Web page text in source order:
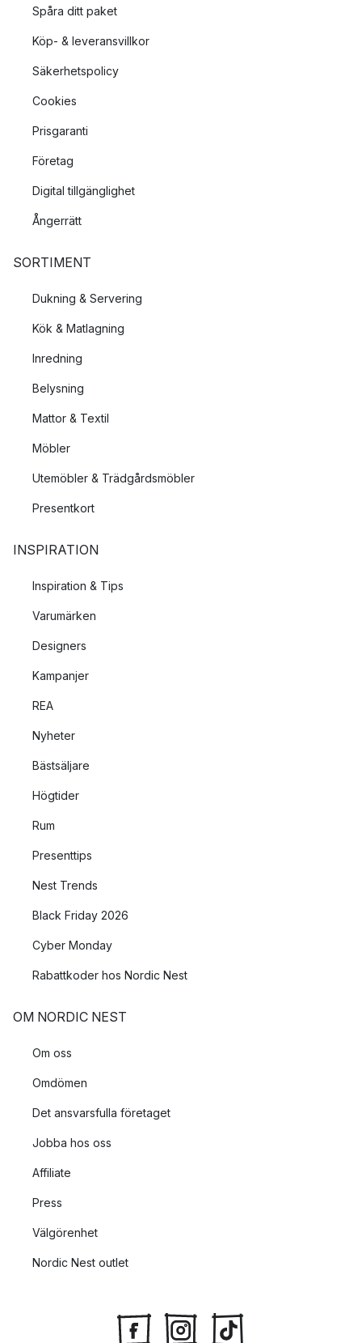
Spåra ditt paket
Köp- & leveransvillkor
Säkerhetspolicy
Cookies
Prisgaranti
Företag
Digital tillgänglighet
Ångerrätt
SORTIMENT
Dukning & Servering
Kök & Matlagning
Inredning
Belysning
Mattor & Textil
Möbler
Utemöbler & Trädgårdsmöbler
Presentkort
INSPIRATION
Inspiration & Tips
Varumärken
Designers
Kampanjer
REA
Nyheter
Bästsäljare
Högtider
Rum
Presenttips
Nest Trends
Black Friday 2026
Cyber Monday
Rabattkoder hos Nordic Nest
OM NORDIC NEST
Om oss
Omdömen
Det ansvarsfulla företaget
Jobba hos oss
Affiliate
Press
Välgörenhet
Nordic Nest outlet